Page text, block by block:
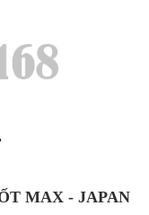
MAX - JAPAN